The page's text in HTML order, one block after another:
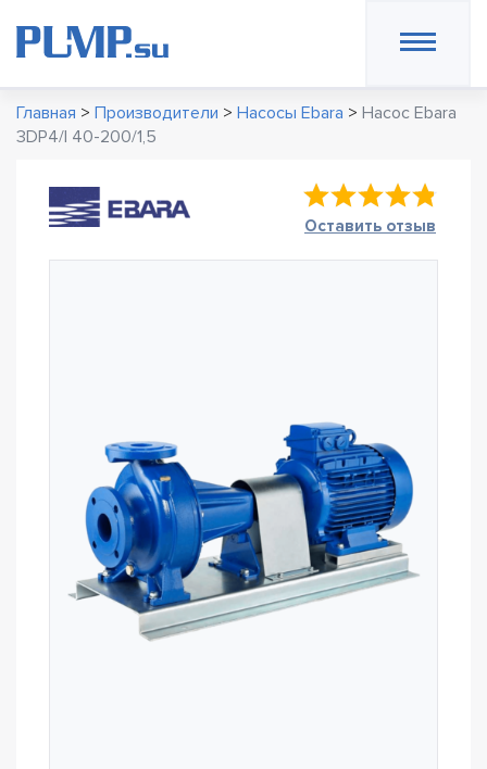
Главная > Производители > Насосы Ebara > Насос Ebara
3DP4/I 40-200/1,5
Оставить отзыв